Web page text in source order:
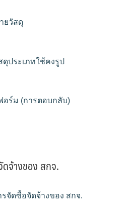
ยวัสดุ
ประเภทใช้คงรูป
อร์ม (การตอบกลับ)
จ้างของ สกจ.
จัดซื้อจัดจ้างของ สกจ.